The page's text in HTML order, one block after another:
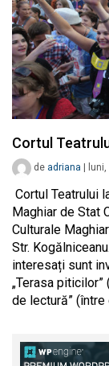
Cortul
de adriana
Cortul Teatrului
Maghiar de Stat
Culturale
Str.
interesați sunt
„Terasa
de lectură”